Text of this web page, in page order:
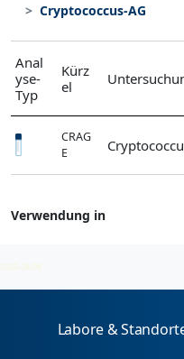
Cryptococcus-AG
Anal
yse-
Typ
Kürz
el
CRAG
E
Verwendung in
2026-08-08
Labore &